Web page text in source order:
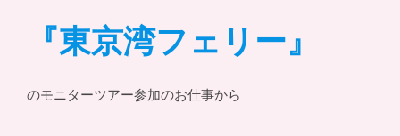
『東京湾フェリー』
のモニターツアー参加のお仕事から